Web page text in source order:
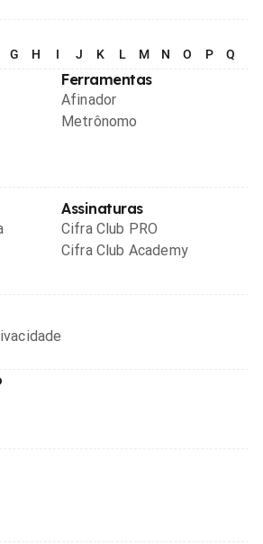
G H I J K L M N O P Q
Ferramentas
Afinador
Metrônomo
Assinaturas
Cifra Club PRO
Cifra Club Academy